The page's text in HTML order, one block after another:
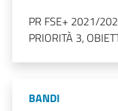
PR FSE+ 2021/
PRIORITÀ 3,
BANDI